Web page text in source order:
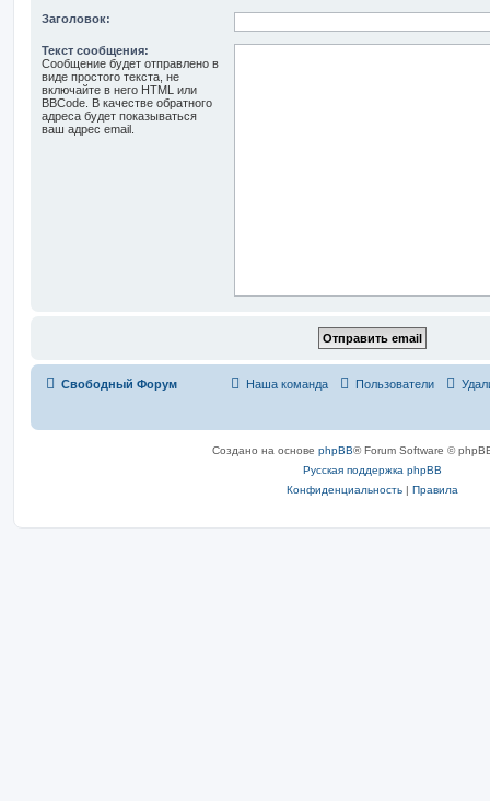
Заголовок:
Текст сообщения:
Сообщение будет отправлено в
виде простого текста, не
включайте в него HTML или
BBCode. В качестве обратного
адреса будет показываться
ваш адрес email.
Свободный Форум Пользователи
Наша команда
Создано на основе phpBB® Forum Software ©
Русская поддержка phpBB
Конфиденциальность | Правила